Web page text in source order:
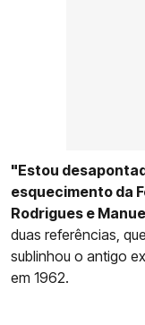
"Estou
esquecimento da
Rodrigues e
duas referências,
sublinhou o antigo
em 1962.